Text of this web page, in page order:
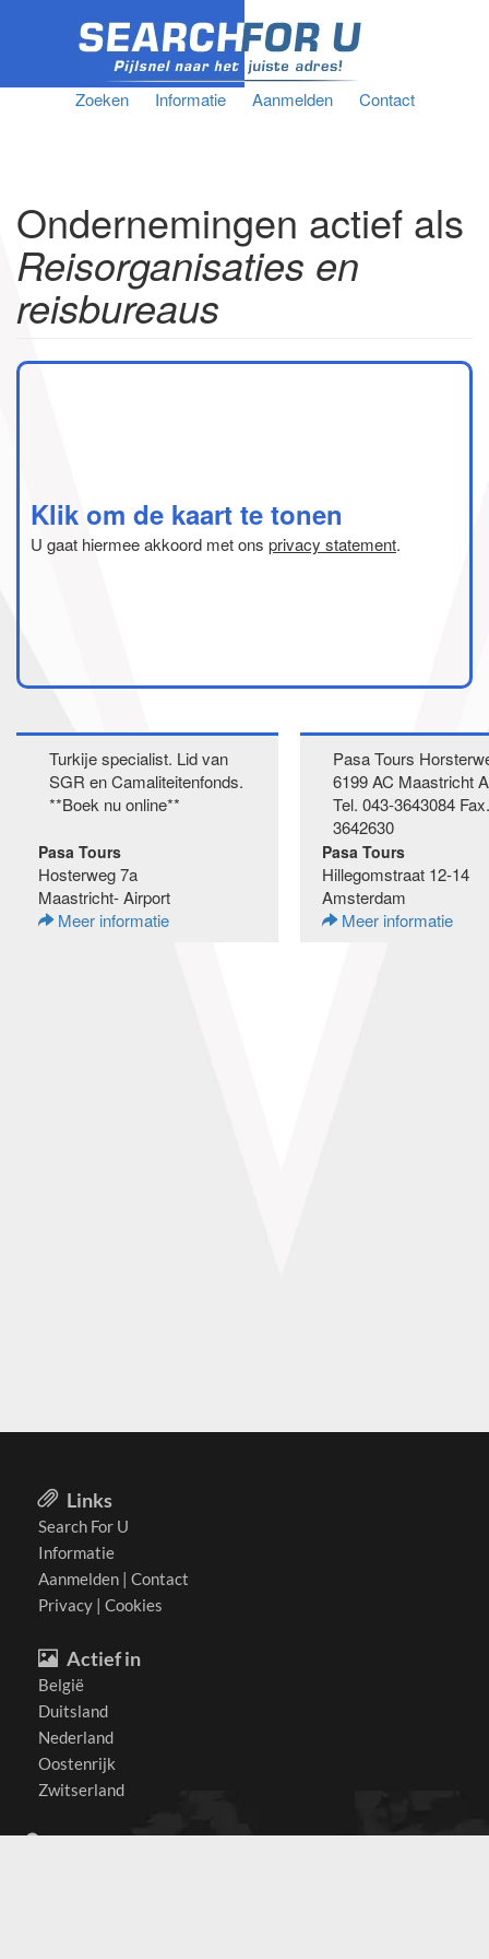
Zoeken Informatie Aanmelden Contact
Ondernemingen actief als
Reisorganisaties en
reisbureaus
Klik om de kaart te tonen
U gaat hiermee akkoord met ons privacy statement.
Turkije specialist. Lid van
SGR en Camaliteitenfonds.
**Boek nu online**
Pasa Tours
Hosterweg 7a
Maastricht- Airport
Meer informatie
Pasa Tours
6199 AC Maastricht
Tel. 043-3643084
3642630
Pasa Tours
Hillegomstraat 12-14
Amsterdam
Meer informatie
Links
Search For U
Informatie
Aanmelden | Contact
Privacy | Cookies
Actief in
België
Duitsland
Nederland
Oostenrijk
Zwitserland
Contact